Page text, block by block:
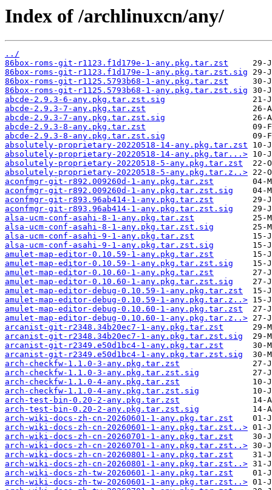
Index of /archlinuxcn/any/
../
86box-roms-git-r1123.f1d179e-1-any.pkg.tar.zst
86box-roms-git-r1123.f1d179e-1-any.pkg.tar.zst.sig
86box-roms-git-r1125.5793b68-1-any.pkg.tar.zst
86box-roms-git-r1125.5793b68-1-any.pkg.tar.zst.sig
abcde-2.9.3-6-any.pkg.tar.zst.sig
abcde-2.9.3-7-any.pkg.tar.zst
abcde-2.9.3-7-any.pkg.tar.zst.sig
abcde-2.9.3-8-any.pkg.tar.zst
abcde-2.9.3-8-any.pkg.tar.zst.sig
absolutely-proprietary-20220518-14-any.pkg.tar.zst
absolutely-proprietary-20220518-14-any.pkg.tar...>
absolutely-proprietary-20220518-5-any.pkg.tar.zst
absolutely-proprietary-20220518-5-any.pkg.tar.z..>
aconfmgr-git-r892.009260d-1-any.pkg.tar.zst
aconfmgr-git-r892.009260d-1-any.pkg.tar.zst.sig
aconfmgr-git-r893.96ab414-1-any.pkg.tar.zst
aconfmgr-git-r893.96ab414-1-any.pkg.tar.zst.sig
alsa-ucm-conf-asahi-8-1-any.pkg.tar.zst
alsa-ucm-conf-asahi-8-1-any.pkg.tar.zst.sig
alsa-ucm-conf-asahi-9-1-any.pkg.tar.zst
alsa-ucm-conf-asahi-9-1-any.pkg.tar.zst.sig
amulet-map-editor-0.10.59-1-any.pkg.tar.zst
amulet-map-editor-0.10.59-1-any.pkg.tar.zst.sig
amulet-map-editor-0.10.60-1-any.pkg.tar.zst
amulet-map-editor-0.10.60-1-any.pkg.tar.zst.sig
amulet-map-editor-debug-0.10.59-1-any.pkg.tar.zst
amulet-map-editor-debug-0.10.59-1-any.pkg.tar.z..>
amulet-map-editor-debug-0.10.60-1-any.pkg.tar.zst
amulet-map-editor-debug-0.10.60-1-any.pkg.tar.z..>
arcanist-git-r2348.34b20ec7-1-any.pkg.tar.zst
arcanist-git-r2348.34b20ec7-1-any.pkg.tar.zst.sig
arcanist-git-r2349.e50d1bc4-1-any.pkg.tar.zst
arcanist-git-r2349.e50d1bc4-1-any.pkg.tar.zst.sig
arch-checkfw-1.1.0-3-any.pkg.tar.zst
arch-checkfw-1.1.0-3-any.pkg.tar.zst.sig
arch-checkfw-1.1.0-4-any.pkg.tar.zst
arch-checkfw-1.1.0-4-any.pkg.tar.zst.sig
arch-test-bin-0.20-2-any.pkg.tar.zst
arch-test-bin-0.20-2-any.pkg.tar.zst.sig
arch-wiki-docs-zh-cn-20260601-1-any.pkg.tar.zst
arch-wiki-docs-zh-cn-20260601-1-any.pkg.tar.zst..>
arch-wiki-docs-zh-cn-20260701-1-any.pkg.tar.zst
arch-wiki-docs-zh-cn-20260701-1-any.pkg.tar.zst..>
arch-wiki-docs-zh-cn-20260801-1-any.pkg.tar.zst
arch-wiki-docs-zh-cn-20260801-1-any.pkg.tar.zst..>
arch-wiki-docs-zh-tw-20260601-1-any.pkg.tar.zst
arch-wiki-docs-zh-tw-20260601-1-any.pkg.tar.zst..>